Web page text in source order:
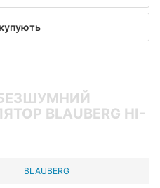
BLAUBERG HI-
BLAUBERG